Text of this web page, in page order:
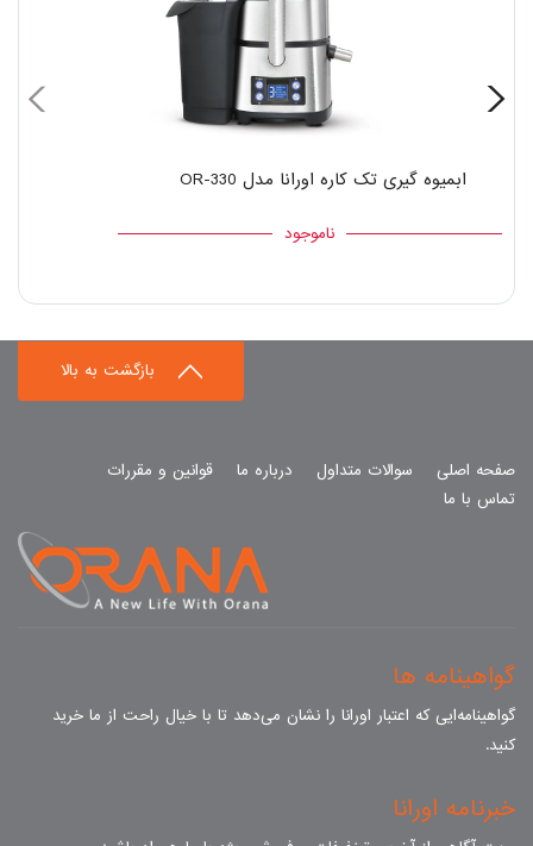
ابمیوه گیری تک کاره اورانا مدل OR-330
ناموجود
بازگشت به بالا
صفحه اصلی سوالات متداول درباره ما
قوانین و مقررات
تماس با ما
گواهینامه ها
گواهینامه‌ایی که اعتبار اورانا را نشان می‌دهد تا با خیال راحت از ما خرید
کنید.
خبرنامه اورانا